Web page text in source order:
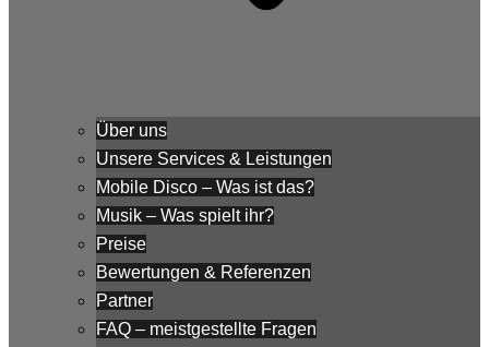
Über uns
Unsere Services & Leistungen
Mobile Disco – Was ist das?
Musik – Was spielt ihr?
Preise
Bewertungen & Referenzen
Partner
FAQ – meistgestellte Fragen